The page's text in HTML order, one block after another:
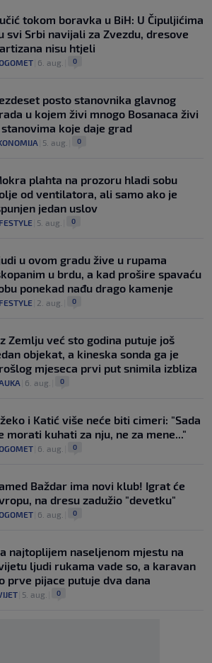
tokom boravka u BiH: U Čipuljićima
svi Srbi navijali za Zvezdu, dresove
nisu htjeli
6. aug. 0
posto stanovnika glavnog
u kojem živi mnogo Bosanaca živi
stanovima koje daje grad
5. aug. 0
plahta na prozoru hladi sobu
od ventilatora, ali samo ako je
jedan uslov
5. aug. 0
u ovom gradu žive u rupama
u brdu, a kad prošire spavaću
ponekad nađu drago kamenje
2. aug. 0
Zemlju već sto godina putuje još
objekat, a kineska sonda ga je
mjeseca prvi put snimila izbliza
6. aug. 0
i Katić više neće biti cimeri: "Sada
morati kuhati za nju, ne za mene..."
6. aug. 0
Baždar ima novi klub! Igrat će
na dresu zadužio "devetku"
6. aug. 0
najtoplijem naseljenom mjestu na
ljudi rukama vade so, a karavan
prve pijace putuje dva dana
5. aug. 0